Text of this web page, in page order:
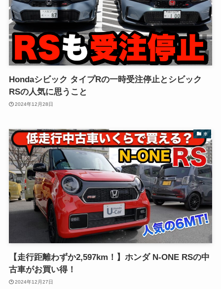
Hondaシビック タイプRの一時受注停止とシビック
RSの人気に思うこと
2024年12月28日
車
【走行距離わずか2,597km！】ホンダ N-ONE RSの中
古車がお買い得！
2024年12月27日